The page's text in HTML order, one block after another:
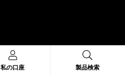
私の口座 製品検索